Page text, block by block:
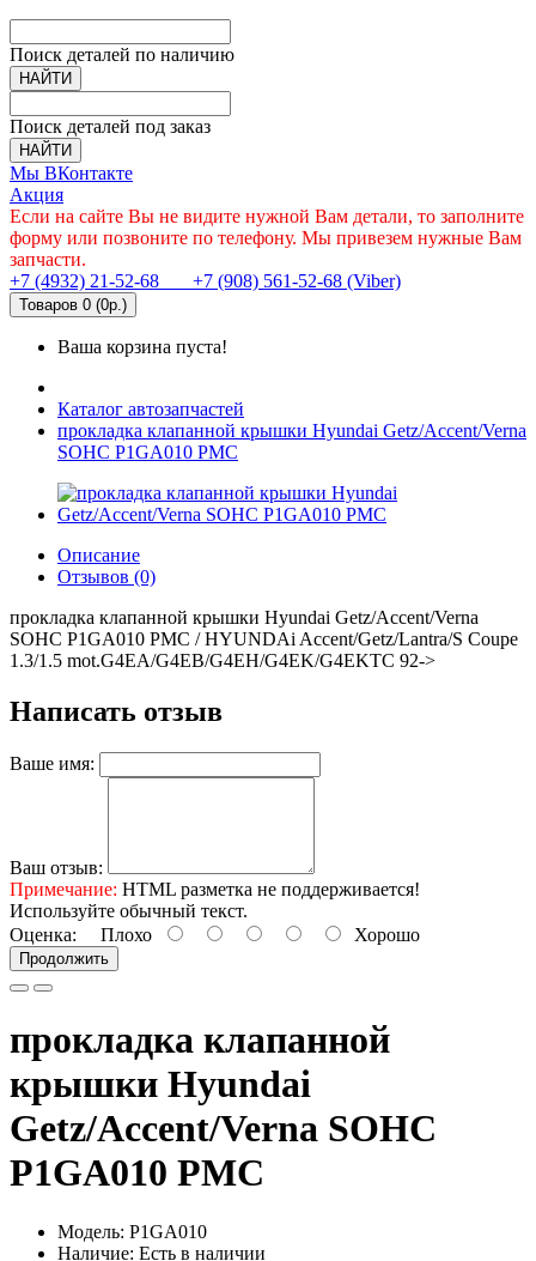
Поиск деталей по наличию
НАЙТИ
Поиск деталей под заказ
НАЙТИ
Мы ВКонтакте
Акция
Если на сайте Вы не видите нужной Вам детали, то заполните
форму или позвоните по телефону. Мы привезем нужные Вам
запчасти.
+7 (4932) 21-52-68
+7 (908) 561-52-68 (Viber)
Товаров 0 (0р.)
Ваша корзина пуста!
Каталог автозапчастей
прокладка клапанной крышки Hyundai Getz/Accent/Verna
SOHC P1GA010 PMC
Описание
Отзывов (0)
прокладка клапанной крышки Hyundai Getz/Accent/Verna
SOHC P1GA010 PMC / HYUNDAi Accent/Getz/Lantra/S Coupe
1.3/1.5 mot.G4EA/G4EB/G4EH/G4EK/G4EKTC 92->
Написать отзыв
Ваше имя:
Ваш отзыв:
Примечание: HTML разметка не поддерживается!
Используйте обычный текст.
Оценка: Плохо Хорошо
Продолжить
прокладка клапанной
крышки Hyundai
Getz/Accent/Verna SOHC
P1GA010 PMC
Модель: P1GA010
Наличие: Есть в наличии